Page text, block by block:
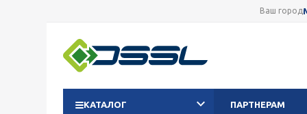
Ваш город
КАТАЛОГ ПАРТНЕРАМ